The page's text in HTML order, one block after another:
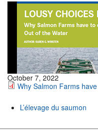
Centre des Médias
Les Cartes
Passez à l'action
October 7, 2022
Why Salmon Farms
L’élevage du saumon